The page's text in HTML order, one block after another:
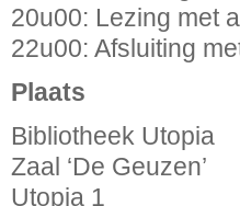
20u00: Lezing met
22u00: Afsluiting
Plaats
Bibliotheek Utopia
Zaal ‘De Geuzen’
Utopia 1